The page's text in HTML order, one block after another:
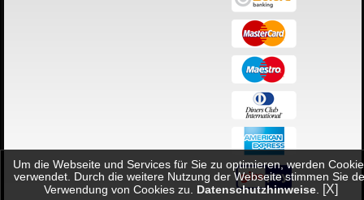
Um die Webseite und Services für Sie zu optimieren, werden
verwendet. Durch die weitere Nutzung der Webseite stimmen Sie
Verwendung von Cookies zu. Datenschutzhinweise [X]